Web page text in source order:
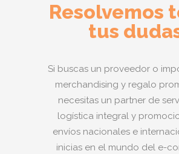
Resolvemos
tus
Si buscas un proveedor o
merchandising y regalo
necesitas un partner de
logística integral y
envíos nacionales e
inicias en el mundo del e-